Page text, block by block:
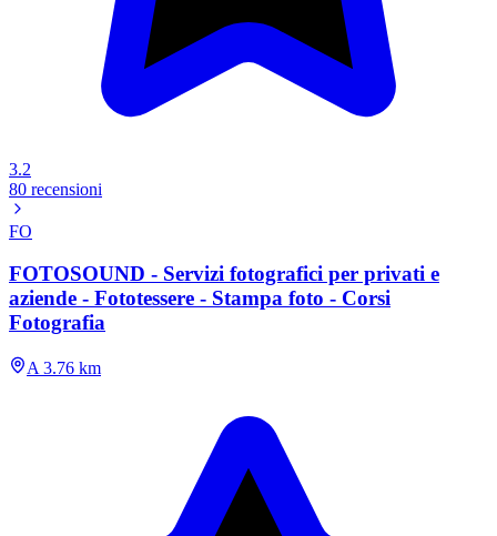
3.2
80 recensioni
FO
FOTOSOUND - Servizi fotografici per privati e
aziende - Fototessere - Stampa foto - Corsi
Fotografia
A 3.76 km